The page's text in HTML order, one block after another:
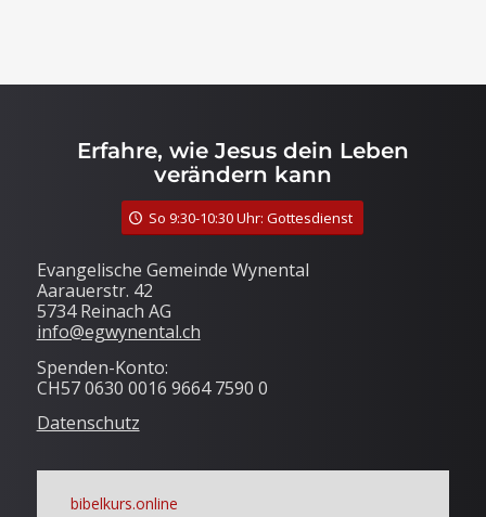
Erfahre, wie Jesus dein Leben
verändern kann
So 9:30-10:30 Uhr: Gottesdienst
Evangelische Gemeinde Wynental
Aarauerstr. 42
5734 Reinach AG
info@egwynental.ch
Spenden-Konto:
CH57 0630 0016 9664 7590 0
Datenschutz
bibelkurs.online